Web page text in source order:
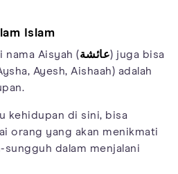
Islam
nama Aisyah (عائشة‎) juga bisa
Ayesh, Aishaah) adalah
kehidupan di sini, bisa
orang yang akan menikmati
dalam menjalani